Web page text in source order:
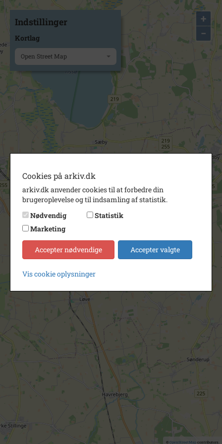
+
−
© OpenStreetMapcontributors.
Indstillinger
Kortlag
Open Street Map
Cookies på arkiv.dk
arkiv.dk anvender cookies til at forbedre din
brugeroplevelse og til indsamling af statistik.
Nødvendig
Statistik
Marketing
Accepter nødvendige Accepter valgte
Vis cookie oplysninger